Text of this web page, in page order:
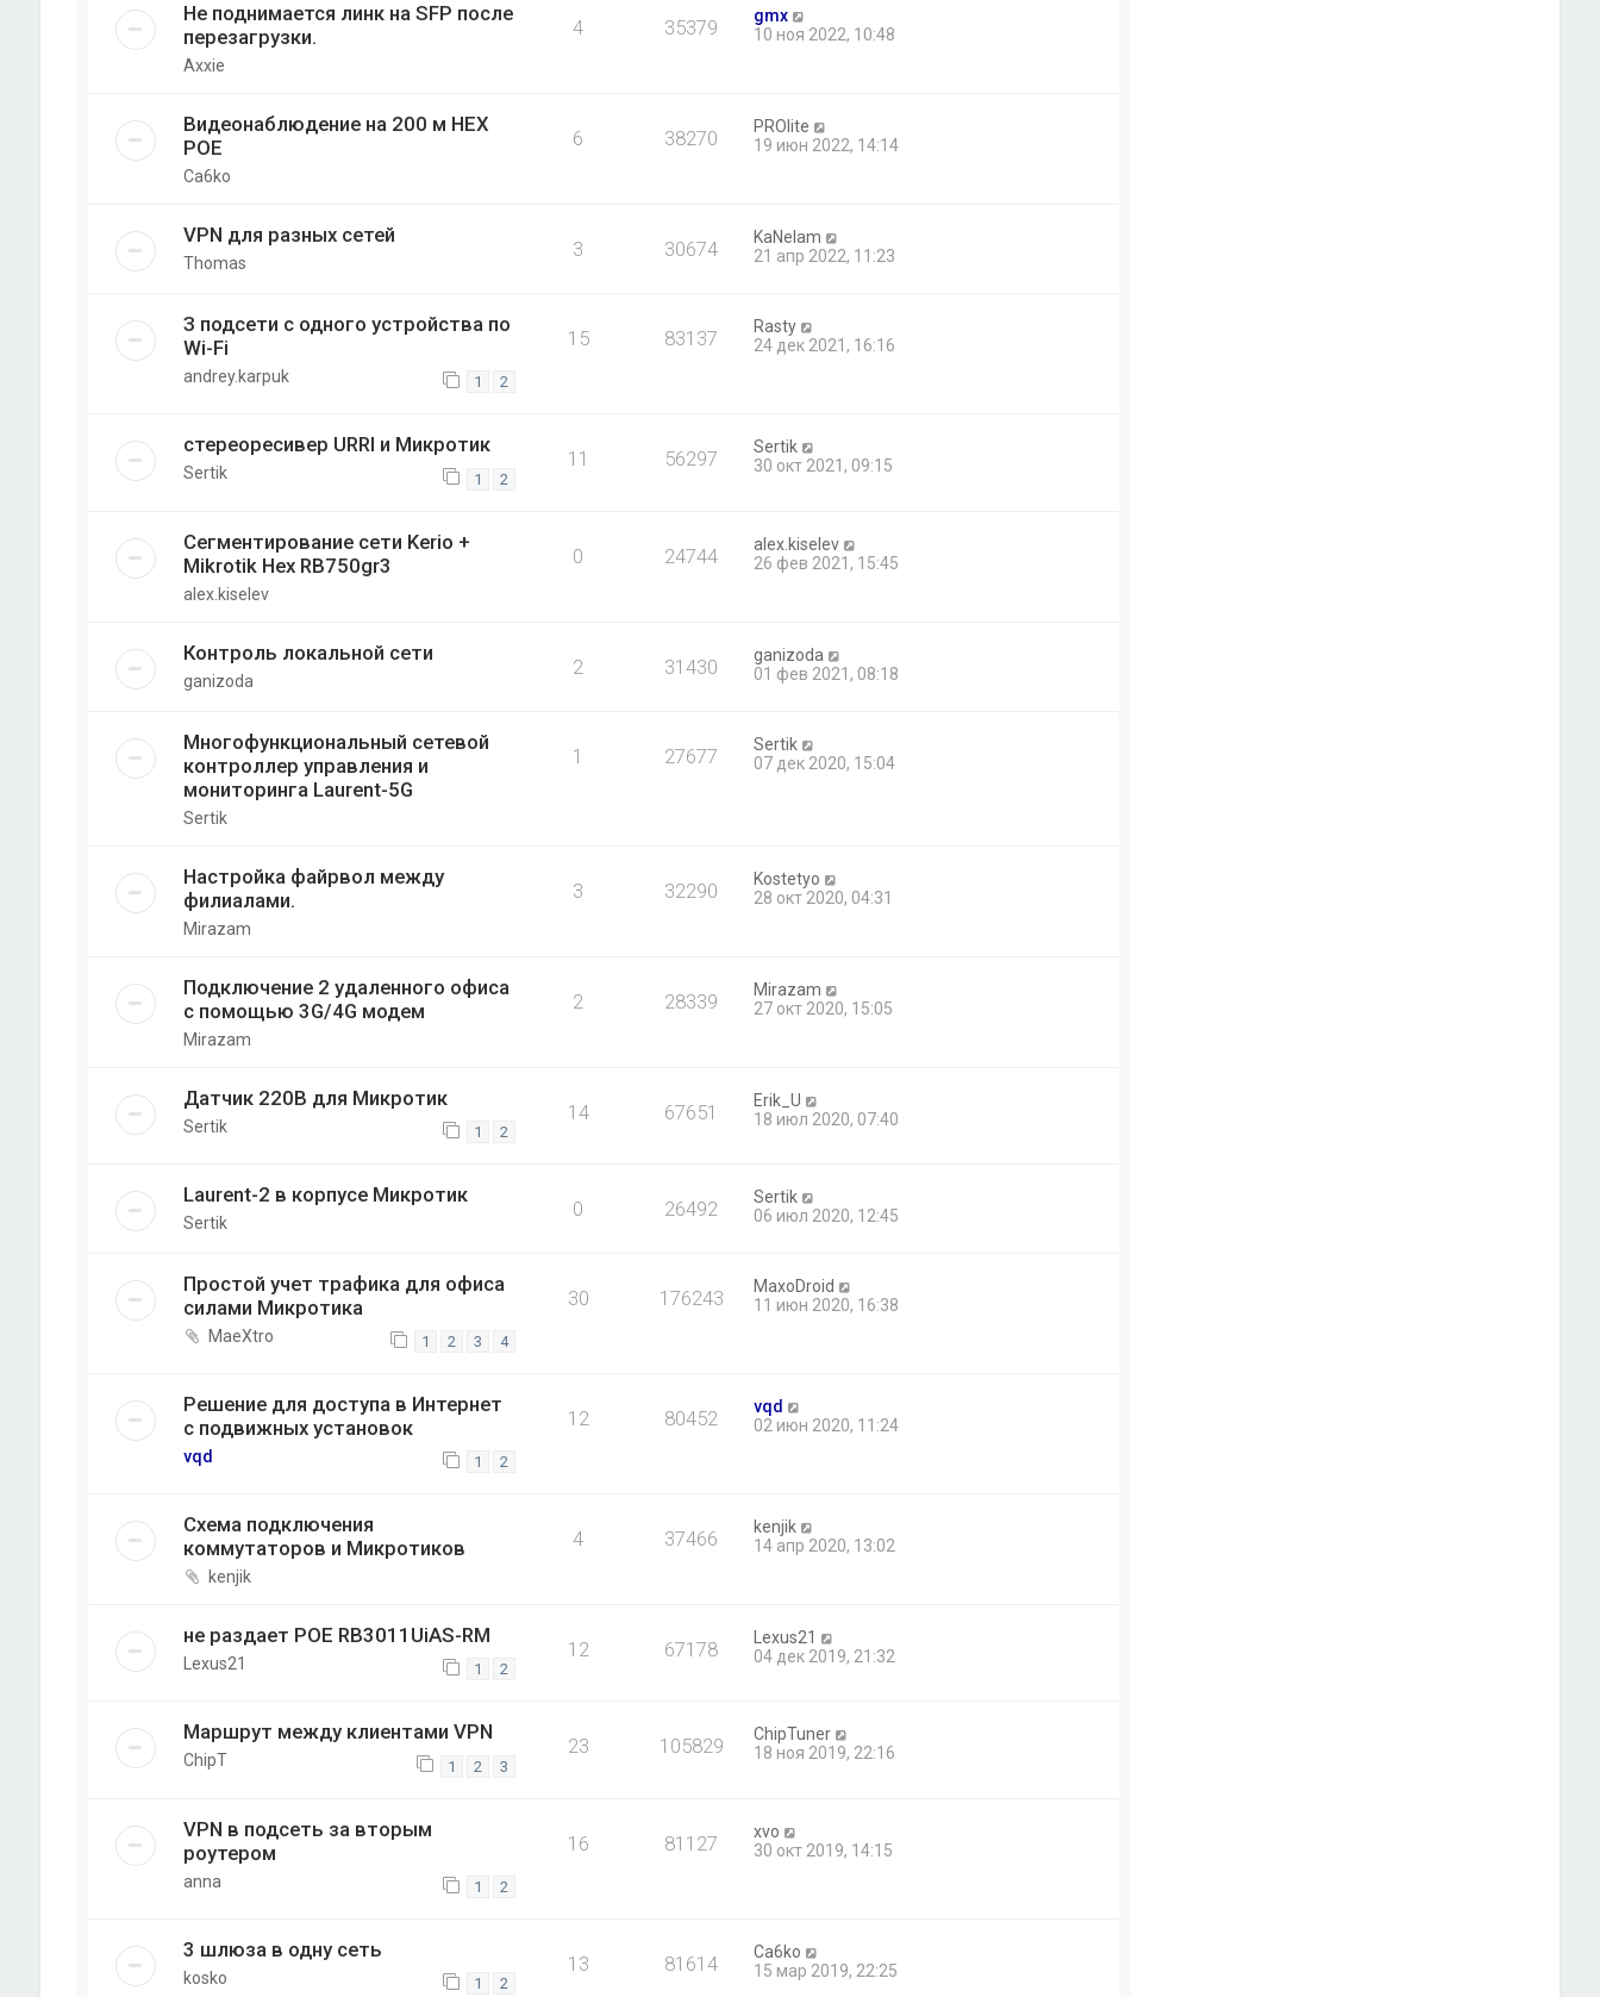
Не поднимается линк на SFP после
перезагрузки.
Axxie
4 35379
gmx
10 ноя 2022, 10:48
Видеонаблюдение на 200 м НЕХ
РОЕ
Ca6ko
6 38270
PROlite
19 июн 2022, 14:14
VPN для разных сетей
Thomas
3 30674
KaNelam
21 апр 2022, 11:23
З подсети с одного устройства по
Wi-Fi
andrey.karpuk 1 2
15 83137
Rasty
24 дек 2021, 16:16
стереоресивер URRI и Микротик
Sertik 1 2
11 56297
Sertik
30 окт 2021, 09:15
Сегментирование сети Kerio +
Mikrotik Hex RB750gr3
alex.kiselev
0 24744
alex.kiselev
26 фев 2021, 15:45
Контроль локальной сети
ganizoda
2 31430
ganizoda
01 фев 2021, 08:18
Многофункциональный сетевой
контроллер управления и
мониторинга Laurent-5G
Sertik
1 27677
Sertik
07 дек 2020, 15:04
Настройка файрвол между
филиалами.
Mirazam
3 32290
Kostetyo
28 окт 2020, 04:31
Подключение 2 удаленного офиса
с помощью 3G/4G модем
Mirazam
2 28339
Mirazam
27 окт 2020, 15:05
Датчик 220В для Микротик
Sertik 1 2
14 67651
Erik_U
18 июл 2020, 07:40
Laurent-2 в корпусе Микротик
Sertik
0 26492
Sertik
06 июл 2020, 12:45
Простой учет трафика для офиса
силами Микротика
MaeXtro 1 2 3 4
30 176243
MaxoDroid
11 июн 2020, 16:38
Решение для доступа в Интернет
с подвижных установок
vqd 1 2
12 80452
vqd
02 июн 2020, 11:24
Схема подключения
коммутаторов и Микротиков
kenjik
4 37466
kenjik
14 апр 2020, 13:02
не раздает POE RB3011UiAS-RM
Lexus21 1 2
12 67178
Lexus21
04 дек 2019, 21:32
Маршрут между клиентами VPN
ChipT 1 2 3
23 105829
ChipTuner
18 ноя 2019, 22:16
VPN в подсеть за вторым
роутером
anna 1 2
16 81127
xvo
30 окт 2019, 14:15
3 шлюза в одну сеть
kosko 1 2
13 81614
Ca6ko
15 мар 2019, 22:25